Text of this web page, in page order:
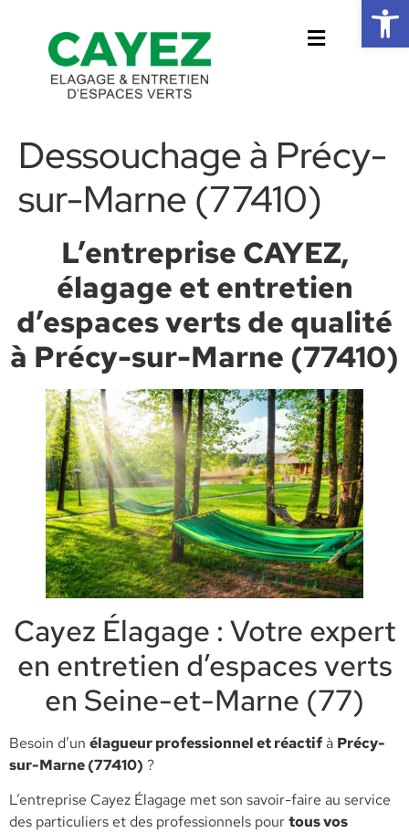
Dessouchage à Précy-
sur-Marne (77410)
L’entreprise CAYEZ,
élagage et entretien
d’espaces verts de qualité
à Précy-sur-Marne (77410)
Cayez Élagage : Votre expert
en entretien d’espaces verts
en Seine-et-Marne (77)
​Besoin d’un élagueur professionnel et réactifà Précy-
sur-Marne (77410) ?
L’entreprise Cayez Élagage met son savoir-faire au service
des particuliers et des professionnels pourtous vos